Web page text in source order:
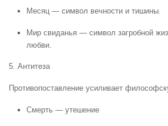
Месяц — символ вечности и тишины.
Мир свиданья — символ загробной
любви.
5. Антитеза
Противопоставление усиливает
Смерть — утешение